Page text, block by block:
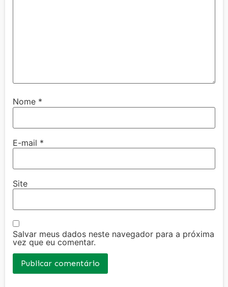
Nome *
E-mail *
Site
Salvar meus dados neste navegador para a próxima
vez que eu comentar.